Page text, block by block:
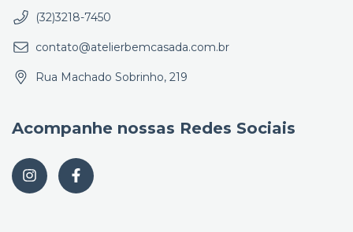
(32)3218-7450
contato@atelierbemcasada.com.br
Rua Machado Sobrinho, 219
Acompanhe nossas Redes Sociais